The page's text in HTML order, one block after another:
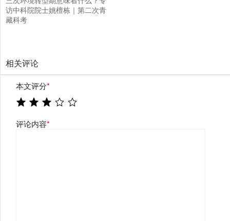
访中科院院士姚檀栋｜第二次青
藏科考
相关评论
本文评分*
评论内容*